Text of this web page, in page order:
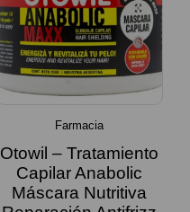
Farmacia
Otowil – Tratamiento
Capilar Anabolic
Máscara Nutritiva